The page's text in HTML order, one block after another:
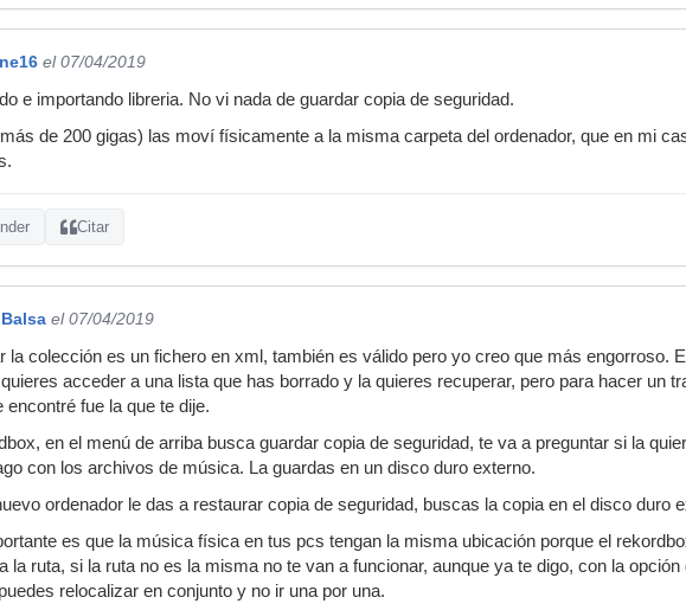
el 07/04/2019
e importando libreria. No vi nada de guardar copia de seguridad.
de 200 gigas) las moví físicamente a la misma carpeta del ordenador, que en mi
Citar
el 07/04/2019
la colección es un fichero en xml, también es válido pero yo creo que más engorroso.
acceder a una lista que has borrado y la quieres recuperar, pero para hacer un
encontré fue la que te dije.
en el menú de arriba busca guardar copia de seguridad, te va a preguntar si la
con los archivos de música. La guardas en un disco duro externo.
ordenador le das a restaurar copia de seguridad, buscas la copia en el disco duro
es que la música física en tus pcs tengan la misma ubicación porque el
la ruta, si la ruta no es la misma no te van a funcionar, aunque ya te digo, con la
relocalizar en conjunto y no ir una por una.